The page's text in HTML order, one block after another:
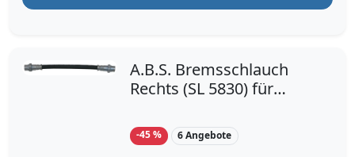
A.B.S. Bremsschlauch
Rechts (SL 5830) für
-45 % 6 Angebote